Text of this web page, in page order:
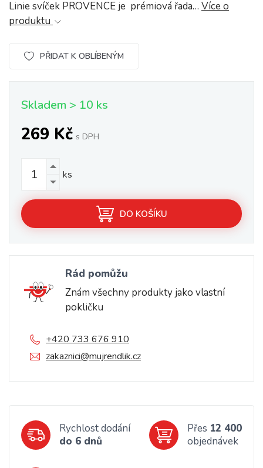
Linie svíček PROVENCE je prémiová řada… Více o
produktu
PŘIDAT K OBLÍBENÝM
Skladem > 10 ks
269 Kč s DPH
ks
DO KOŠÍKU
Rád pomůžu
Znám všechny produkty jako vlastní
pokličku
+420 733 676 910
zakaznici@mujrendlik.cz
Rychlost dodání
do 6 dnů
Přes 12 400
objednávek